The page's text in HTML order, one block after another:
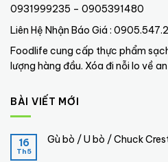
0931999235 – 0905391480
Liên Hệ Nhận Báo Giá :
Foodlife cung cấp thực phẩm
lượng hàng đầu. Xóa đi nỗi lo về
BÀI VIẾT MỚI
16
Th5
Gù bò / U bò / Chuck